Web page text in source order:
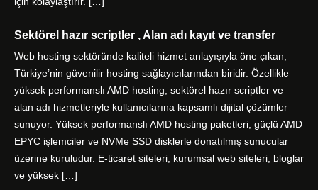
Sektörel hazır scriptler , Alan adı kayıt ve transfer
Web hosting sektöründe kaliteli hizmet anlayışıyla öne çıkan,
Türkiye’nin güvenilir hosting sağlayıcılarından biridir. Özellikle
yüksek performanslı AMD hosting, sektörel hazır scriptler ve
alan adı hizmetleriyle kullanıcılarına kapsamlı dijital çözümler
sunuyor. Yüksek performanslı AMD hosting paketleri, güçlü AMD
EPYC işlemciler ve NVMe SSD disklerle donatılmış sunucular
üzerine kuruludur. E-ticaret siteleri, kurumsal web siteleri, bloglar
ve yüksek […]